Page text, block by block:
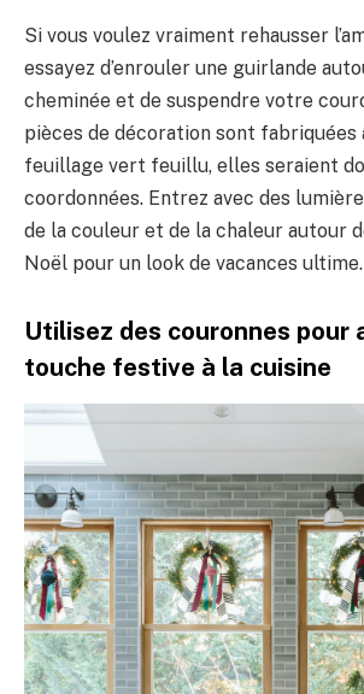
Si vous voulez vraiment rehausser
essayez d’enrouler une guirlande
cheminée et de suspendre votre
pièces de décoration sont fabriquées
feuillage vert feuillu, elles seraient
coordonnées. Entrez avec des
de la couleur et de la chaleur autour
Noël pour un look de vacances ultime.
Utilisez des couronnes pour
touche festive à la cuisine